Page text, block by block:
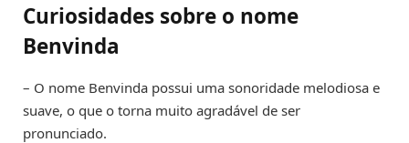
Curiosidades sobre o nome
Benvinda
– O nome Benvinda possui uma sonoridade melodiosa e
suave, o que o torna muito agradável de ser
pronunciado.